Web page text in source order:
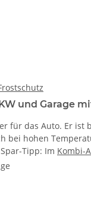
und Garage
für das Auto. Er ist
bei hohen
Tipp: Im Kombi-